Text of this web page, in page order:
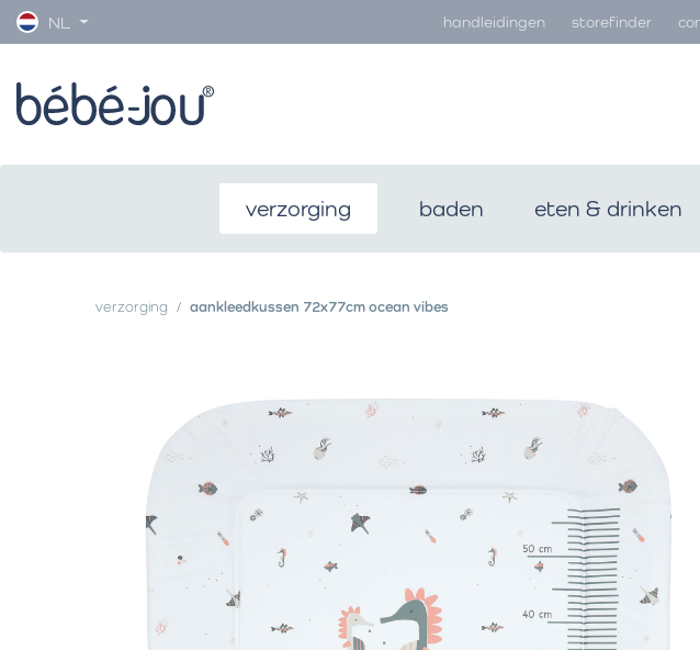
NL handleidingen storefinder
verzorging baden eten & drinken
verzorging aankleedkussen 72x77cm ocean vibes